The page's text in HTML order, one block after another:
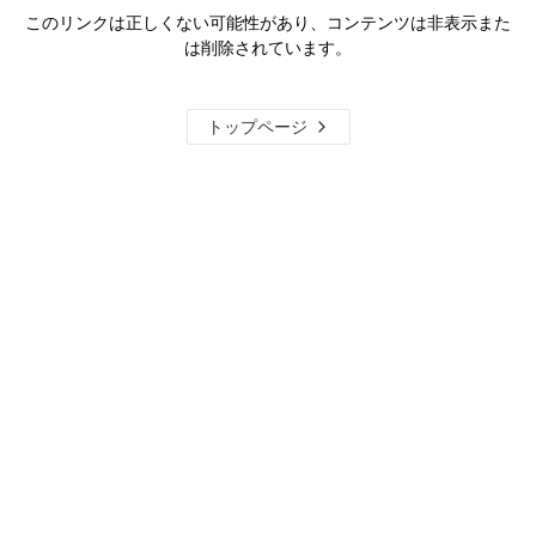
このリンクは正しくない可能性があり、コンテンツは非表示また
は削除されています。
トップページ